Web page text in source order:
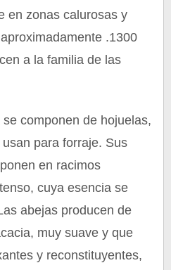
en zonas calurosas y
.1300
a la familia de las
componen de hojuelas,
para forraje. Sus
en racimos
cuya esencia se
abejas producen de
muy suave y que
y reconstituyentes,